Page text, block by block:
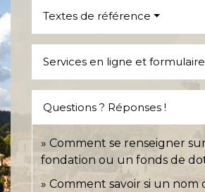
Textes de référence
Services en ligne et
Questions ? Réponses !
Comment se renseigner
fondation ou un fonds de
Comment savoir si un nom